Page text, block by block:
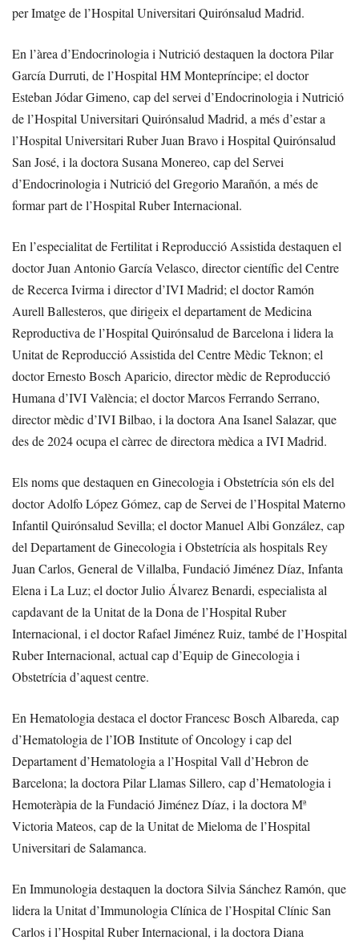
per Imatge de l’Hospital Universitari Quirónsalud Madrid.
En l’àrea d’Endocrinologia i Nutrició destaquen la doctora Pilar
García Durruti, de l’Hospital HM Montepríncipe; el doctor
Esteban Jódar Gimeno, cap del servei d’Endocrinologia i Nutrició
de l’Hospital Universitari Quirónsalud Madrid, a més d’estar a
l’Hospital Universitari Ruber Juan Bravo i Hospital Quirónsalud
San José, i la doctora Susana Monereo, cap del Servei
d’Endocrinologia i Nutrició del Gregorio Marañón, a més de
formar part de l’Hospital Ruber Internacional.
En l’especialitat de Fertilitat i Reproducció Assistida destaquen el
doctor Juan Antonio García Velasco, director científic del Centre
de Recerca Ivirma i director d’IVI Madrid; el doctor Ramón
Aurell Ballesteros, que dirigeix el departament de Medicina
Reproductiva de l’Hospital Quirónsalud de Barcelona i lidera la
Unitat de Reproducció Assistida del Centre Mèdic Teknon; el
doctor Ernesto Bosch Aparicio, director mèdic de Reproducció
Humana d’IVI València; el doctor Marcos Ferrando Serrano,
director mèdic d’IVI Bilbao, i la doctora Ana Isanel Salazar, que
des de 2024 ocupa el càrrec de directora mèdica a IVI Madrid.
Els noms que destaquen en Ginecologia i Obstetrícia són els del
doctor Adolfo López Gómez, cap de Servei de l’Hospital Materno
Infantil Quirónsalud Sevilla; el doctor Manuel Albi González, cap
del Departament de Ginecologia i Obstetrícia als hospitals Rey
Juan Carlos, General de Villalba, Fundació Jiménez Díaz, Infanta
Elena i La Luz; el doctor Julio Álvarez Benardi, especialista al
capdavant de la Unitat de la Dona de l’Hospital Ruber
Internacional, i el doctor Rafael Jiménez Ruiz, també de l’Hospital
Ruber Internacional, actual cap d’Equip de Ginecologia i
Obstetrícia d’aquest centre.
En Hematologia destaca el doctor Francesc Bosch Albareda, cap
d’Hematologia de l’IOB Institute of Oncology i cap del
Departament d’Hematologia a l’Hospital Vall d’Hebron de
Barcelona; la doctora Pilar Llamas Sillero, cap d’Hematologia i
Hemoteràpia de la Fundació Jiménez Díaz, i la doctora Mª
Victoria Mateos, cap de la Unitat de Mieloma de l’Hospital
Universitari de Salamanca.
En Immunologia destaquen la doctora Silvia Sánchez Ramón, que
lidera la Unitat d’Immunologia Clínica de l’Hospital Clínic San
Carlos i l’Hospital Ruber Internacional, i la doctora Diana